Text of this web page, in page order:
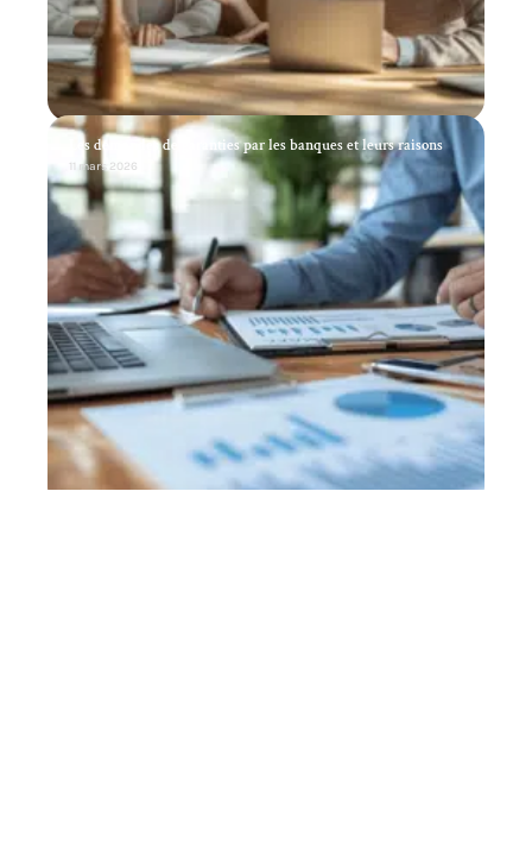
Les demandes de garanties par les banques et leurs raisons
11 mars 2026